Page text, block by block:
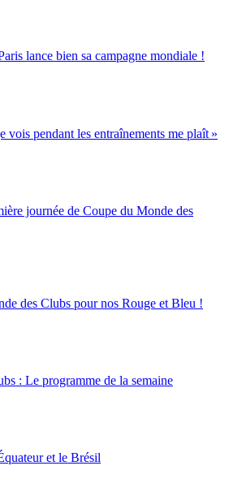
lance bien sa campagne mondiale !
vois pendant les entraînements me plaît »
journée de Coupe du Monde des
des Clubs pour nos Rouge et Bleu !
: Le programme de la semaine
et le Brésil